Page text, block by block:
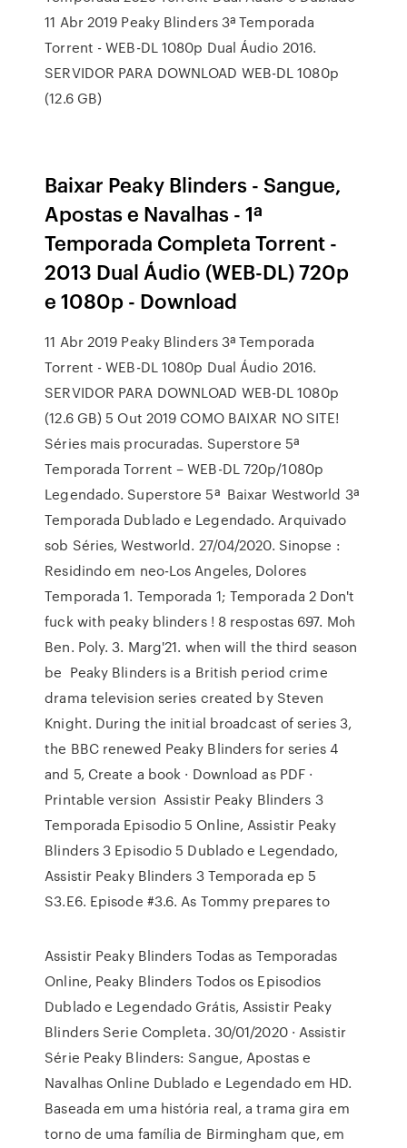
11 Abr 2019 Peaky Blinders 3ª Temporada
Torrent - WEB-DL 1080p Dual Áudio 2016.
SERVIDOR PARA DOWNLOAD WEB-DL 1080p
(12.6 GB)
Baixar Peaky Blinders - Sangue,
Apostas e Navalhas - 1ª
Temporada Completa Torrent -
2013 Dual Áudio (WEB-DL) 720p
e 1080p - Download
11 Abr 2019 Peaky Blinders 3ª Temporada
Torrent - WEB-DL 1080p Dual Áudio 2016.
SERVIDOR PARA DOWNLOAD WEB-DL 1080p
(12.6 GB) 5 Out 2019 COMO BAIXAR NO SITE!
Séries mais procuradas. Superstore 5ª
Temporada Torrent – WEB-DL 720p/1080p
Legendado. Superstore 5ª Baixar Westworld 3ª
Temporada Dublado e Legendado. Arquivado
sob Séries, Westworld. 27/04/2020. Sinopse :
Residindo em neo-Los Angeles, Dolores
Temporada 1. Temporada 1; Temporada 2 Don't
fuck with peaky blinders ! 8 respostas 697. Moh
Ben. Poly. 3. Marg'21. when will the third season
be Peaky Blinders is a British period crime
drama television series created by Steven
Knight. During the initial broadcast of series 3,
the BBC renewed Peaky Blinders for series 4
and 5, Create a book · Download as PDF ·
Printable version Assistir Peaky Blinders 3
Temporada Episodio 5 Online, Assistir Peaky
Blinders 3 Episodio 5 Dublado e Legendado,
Assistir Peaky Blinders 3 Temporada ep 5
S3.E6. Episode #3.6. As Tommy prepares to
Assistir Peaky Blinders Todas as Temporadas
Online, Peaky Blinders Todos os Episodios
Dublado e Legendado Grátis, Assistir Peaky
Blinders Serie Completa. 30/01/2020 · Assistir
Série Peaky Blinders: Sangue, Apostas e
Navalhas Online Dublado e Legendado em HD.
Baseada em uma história real, a trama gira em
torno de uma família de Birmingham que, em